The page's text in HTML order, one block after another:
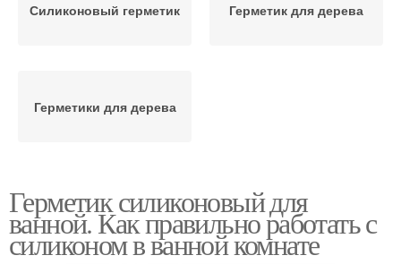
Силиконовый герметик Герметик для дерева
Герметики для дерева
Герметик силиконовый для
ванной. Как правильно работать с
силиконом в ванной комнате